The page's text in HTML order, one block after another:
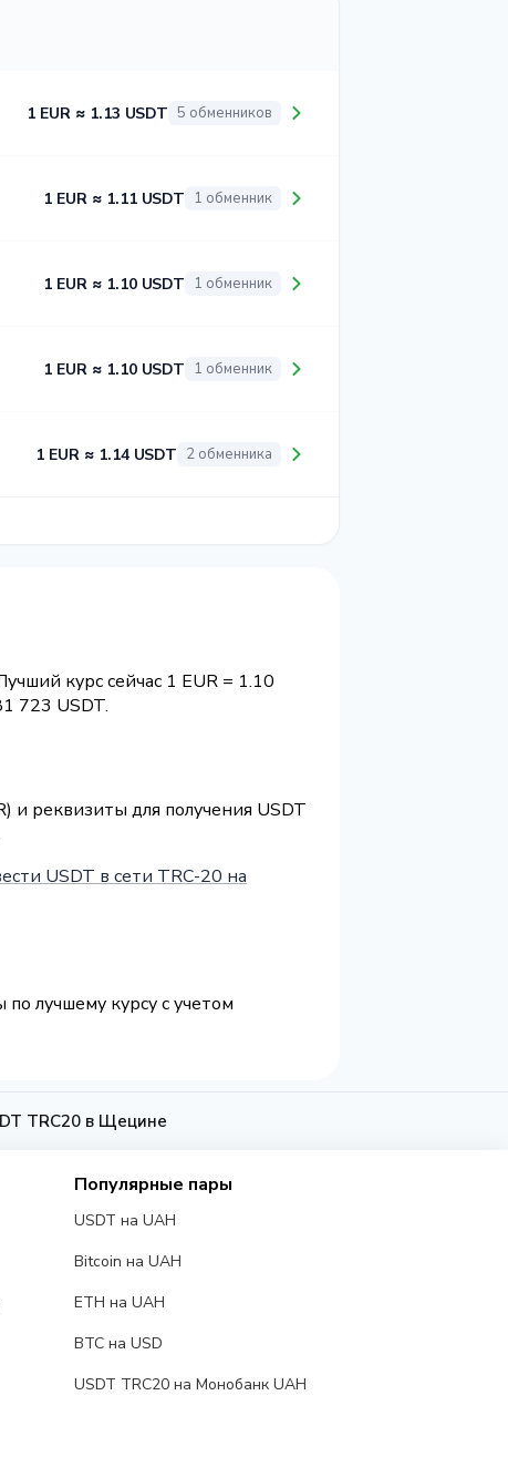
1 EUR ≈ 1.13 USDT 5 обменников
1 EUR ≈ 1.11 USDT 1 обменник
1 EUR ≈ 1.10 USDT 1 обменник
1 EUR ≈ 1.10 USDT 1 обменник
1 EUR ≈ 1.14 USDT 2 обменника
курс сейчас 1 EUR = 1.10
723 USDT.
и реквизиты для получения USDT
USDT в сети TRC-20 на
лучшему курсу с учетом
TRC20 в Щецине
Популярные пары
USDT на UAH
Bitcoin на UAH
ETH на UAH
BTC на USD
USDT TRC20 на Монобанк UAH